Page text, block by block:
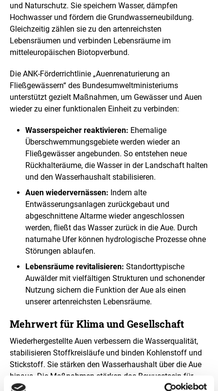
und Naturschutz. Sie speichern Wasser, dämpfen
Hochwasser und fördern die Grundwasserneubildung.
Gleichzeitig zählen sie zu den artenreichsten
Lebensräumen und verbinden Lebensräume im
mitteleuropäischen Biotopverbund.
Die ANK-Förderrichtlinie „Auenrenaturierung an
Fließgewässern“ des Bundesumweltministeriums
unterstützt gezielt Maßnahmen, um Gewässer und Auen
wieder zu einer funktionalen Einheit zu verbinden:
Wasserspeicher reaktivieren: Ehemalige
Überschwemmungsgebiete werden wieder an
Fließgewässer angebunden. So entstehen neue
Rückhalteräume, die Wasser in der Landschaft halten
und den Wasserhaushalt stabilisieren.
Auen wiedervernässen: Indem alte
Entwässerungsanlagen zurückgebaut und
abgeschnittene Altarme wieder angeschlossen
werden, fließt das Wasser zurück in die Aue. Durch
naturnahe Ufer können hydrologische Prozesse ohne
Störungen ablaufen.
Lebensräume revitalisieren: Standorttypische
Auwälder mit vielfältigen Strukturen und schonender
Nutzung sichern die Funktion der Aue als einen
unserer artenreichsten Lebensräume.
Mehrwert für Klima und Gesellschaft
Wiederhergestellte Auen verbessern die Wasserqualität,
stabilisieren Stoffkreisläufe und binden Kohlenstoff und
Stickstoff. Sie stärken den Wasserhaushalt über die Aue
hinaus. Die Maßnahmen stärken das Bewusstsein für
lebendige Flusslandschaften und fördern die